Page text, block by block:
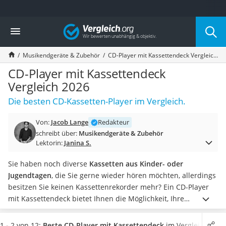
Die beliebtesten Vergleiche nach Kategorie
Elektronik
Powerstation
Monitor 32 Zoll 4K
Fernseher
Drucker
Desktop-PC
Monitor
Laser-Multifunktionsdrucker
Powerline-Adapter
Powerstation mit Solarpanel
Gaming-PC
Soundbar
17-Zoll-Laptop
Satellitenschüssel
Gaming-Headset
Vergleich
Musikendgeräte & Zubehör CD-Player mit Kassettendeck Vergleich 2026
CD-Player mit Kassettendeck
Vergleich 2026
Die besten CD-Kassetten-Player im Vergleich.
Von: Jacob Lange
Redakteur
schreibt über: Musikendgeräte & Zubehör
Lektorin: Janina S.
Sie haben noch diverse Kassetten aus Kinder- oder
Jugendtagen, die Sie gerne wieder hören möchten, allerdings
besitzen Sie keinen Kassettenrekorder mehr? Ein CD-Player
mit Kassettendeck bietet Ihnen die Möglichkeit, Ihre
Kassetten sowie auch Ihre gesamten CDs abzuspielen. In
Tests im Internet wird bei den verschiedenen Modellen unter